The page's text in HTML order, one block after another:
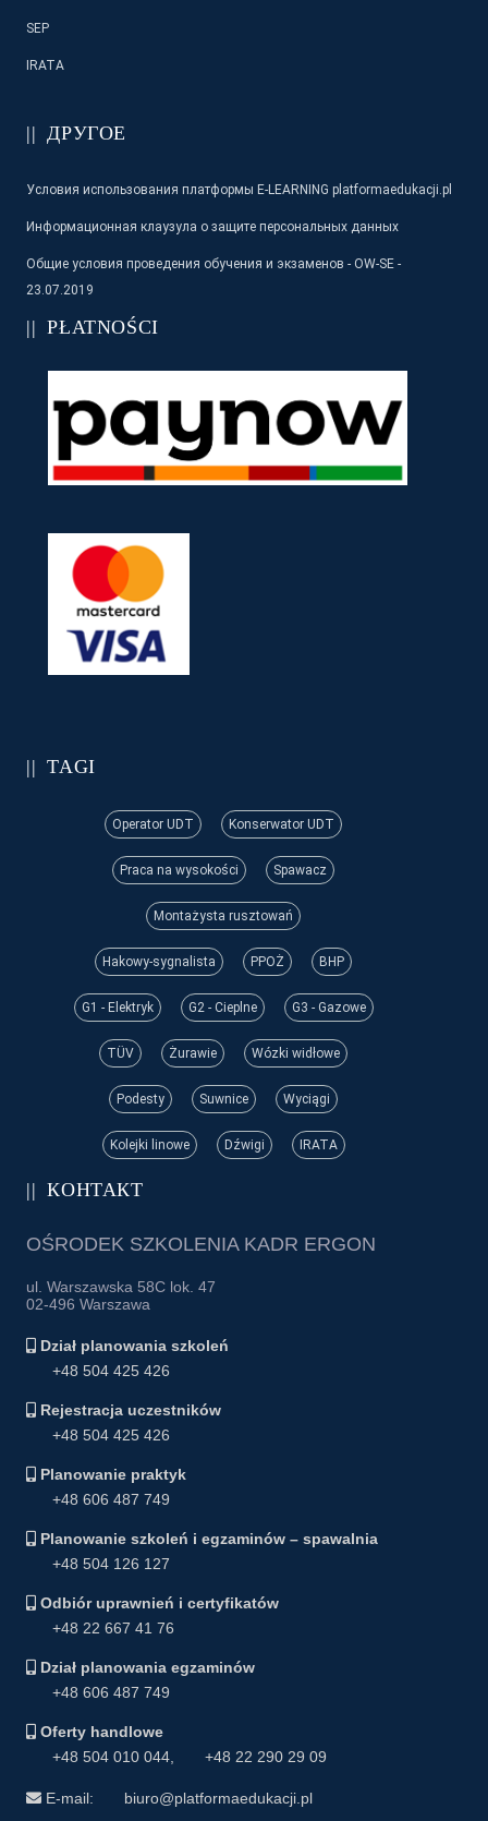
КОНТАКТ
OŚRODEK SZKOLENIA KADR ERGON
ul. Warszawska 58C lok. 47
02-496 Warszawa
Dział planowania szkoleń
+48 504 425 426
Rejestracja uczestników
+48 504 425 426
Planowanie praktyk
+48 606 487 749
Planowanie szkoleń i egzaminów – spawalnia
+48 504 126 127
Odbiór uprawnień i certyfikatów
+48 22 667 41 76
Dział planowania egzaminów
+48 606 487 749
Oferty handlowe
+48 504 010 044, +48 22 290 29 09
E-mail: biuro@platformaedukacji.pl
SEP
IRATA
ДРУГОЕ
Условия использования платформы E-LEARNING platformaedukacji.pl
Информационная клаузула о защите персональных данных
Общие условия проведения обучения и экзаменов - OW-SE -
23.07.2019
PŁATNOŚCI
TAGI
Operator UDT Konserwator UDT
Praca na wysokości Spawacz
Montażysta rusztowań
Hakowy-sygnalista PPOŻ BHP
G1 - Elektryk G2 - Cieplne G3 - Gazowe
TÜV Żurawie Wózki widłowe
Podesty Suwnice Wyciągi
Kolejki linowe Dźwigi IRATA